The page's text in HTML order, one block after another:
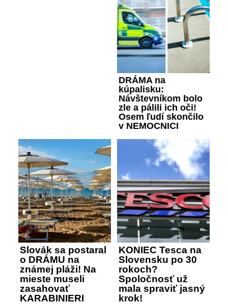
DRÁMA na
kúpalisku:
Návštevníkom bolo
zle a pálili ich oči!
Osem ľudí skončilo
v NEMOCNICI
Slovák sa postaral
o DRÁMU na
známej pláži! Na
mieste museli
zasahovať
KARABINIERI
KONIEC Tesca na
Slovensku po 30
rokoch?
Spoločnosť už
mala spraviť jasný
krok!